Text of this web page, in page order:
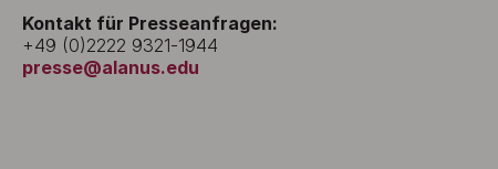
Kontakt für Presseanfragen:
+49 (0)2222 9321-1944
presse@alanus.edu